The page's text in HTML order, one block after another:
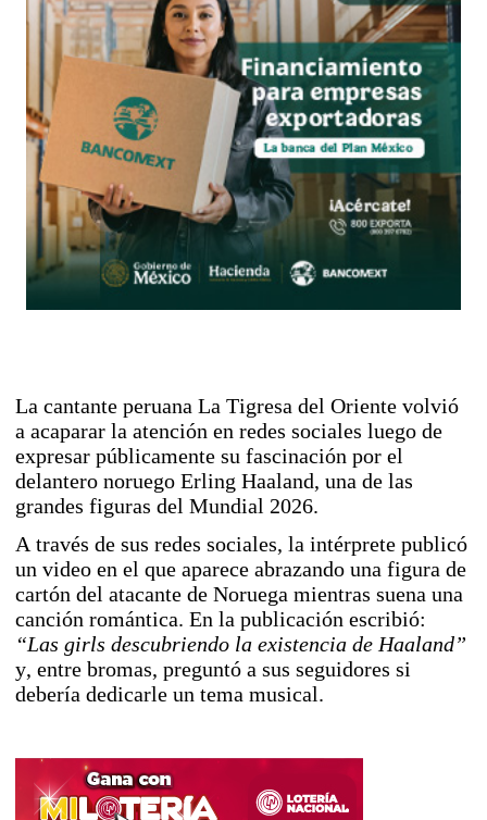
La cantante peruana La Tigresa del Oriente volvió
a acaparar la atención en redes sociales luego de
expresar públicamente su fascinación por el
delantero noruego Erling Haaland, una de las
grandes figuras del Mundial 2026.
A través de sus redes sociales, la intérprete publicó
un video en el que aparece abrazando una figura de
cartón del atacante de Noruega mientras suena una
canción romántica. En la publicación escribió:
“Las girls descubriendo la existencia de Haaland”
y, entre bromas, preguntó a sus seguidores si
debería dedicarle un tema musical.